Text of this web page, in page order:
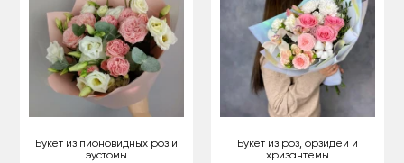
Букет из пионовидных роз и
эустомы
Букет из роз, орзидеи и
хризантемы